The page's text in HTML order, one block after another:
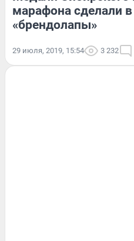
марафона сделали
«брендолапы»
29 июля, 2019, 15:54 3 232